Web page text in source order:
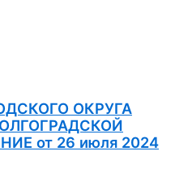
ОКРУГА
от 26 июля 2024